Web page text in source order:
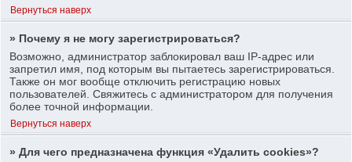
Вернуться наверх
» Почему я не могу зарегистрироваться?
Возможно, администратор заблокировал ваш IP-адрес или
запретил имя, под которым вы пытаетесь зарегистрироваться.
Также он мог вообще отключить регистрацию новых
пользователей. Свяжитесь с администратором для получения
более точной информации.
Вернуться наверх
» Для чего предназначена функция «Удалить cookies»?